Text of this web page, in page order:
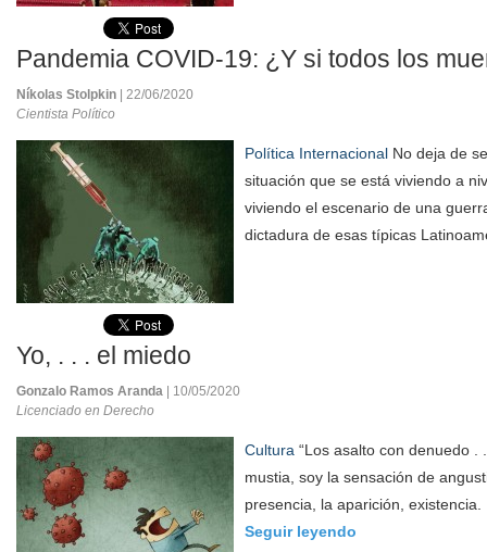
Pandemia COVID-19: ¿Y si todos los
Níkolas Stolpkin
| 22/06/2020
Cientista Político
Política Internacional No deja de
situación que se está viviendo a
viviendo el escenario de una
dictadura de esas típicas
Yo, . . . el miedo
Gonzalo Ramos Aranda
| 10/05/2020
Licenciado en Derecho
Cultura “Los asalto con denuedo
mustia, soy la sensación de
presencia, la aparición,
Seguir leyendo